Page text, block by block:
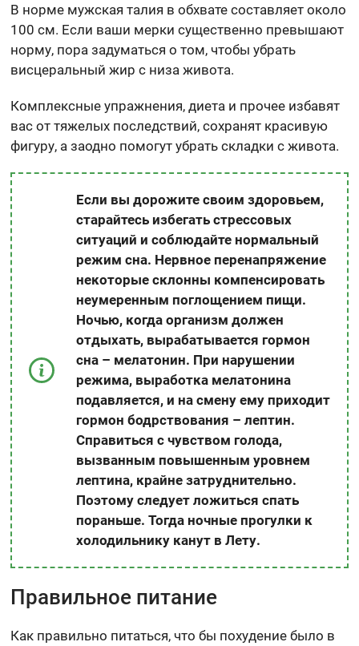
В норме мужская талия в обхвате составляет около
100 см. Если ваши мерки существенно превышают
норму, пора задуматься о том, чтобы убрать
висцеральный жир с низа живота.
Комплексные упражнения, диета и прочее избавят
вас от тяжелых последствий, сохранят красивую
фигуру, а заодно помогут убрать складки с живота.
Если вы дорожите своим здоровьем,
старайтесь избегать стрессовых
ситуаций и соблюдайте нормальный
режим сна. Нервное перенапряжение
некоторые склонны компенсировать
неумеренным поглощением пищи.
Ночью, когда организм должен
отдыхать, вырабатывается гормон
сна – мелатонин. При нарушении
режима, выработка мелатонина
подавляется, и на смену ему приходит
гормон бодрствования – лептин.
Справиться с чувством голода,
вызванным повышенным уровнем
лептина, крайне затруднительно.
Поэтому следует ложиться спать
пораньше. Тогда ночные прогулки к
холодильнику канут в Лету.
Правильное питание
Как правильно питаться, что бы похудение было в